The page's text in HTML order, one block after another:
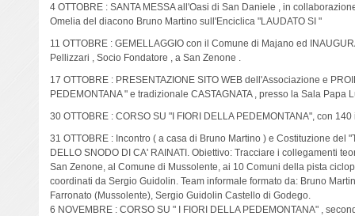
4 OTTOBRE : SANTA MESSA all'Oasi di San Daniele , in
Omelia del diacono Bruno Martino sull'Enciclica "LAUDATO SI "
11 OTTOBRE : GEMELLAGGIO con il Comune di Majano ed
Pellizzari , Socio Fondatore , a San Zenone .
17 OTTOBRE : PRESENTAZIONE SITO WEB dell'Associazione e
PEDEMONTANA " e tradizionale CASTAGNATA , presso la Sala Papa
30 OTTOBRE : CORSO SU "I FIORI DELLA PEDEMONTANA", con
31 OTTOBRE : Incontro ( a casa di Bruno Martino ) e Costituzione del
DELLO SNODO DI CA' RAINATI. Obiettivo: Tracciare i collegamenti
San Zenone, al Comune di Mussolente, ai 10 Comuni della pista
coordinati da Sergio Guidolin. Team informale formato da: Bruno
Farronato (Mussolente), Sergio Guidolin Castello di Godego.
6 NOVEMBRE : CORSO SU " I FIORI DELLA PEDEMONTANA" ,